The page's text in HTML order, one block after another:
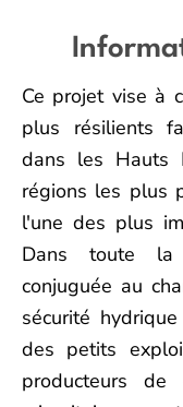
Ce projet vise à
plus résilients
dans les Hauts
régions les plus
l'une des plus
Dans toute la
conjuguée au
sécurité
des petits
producteurs de